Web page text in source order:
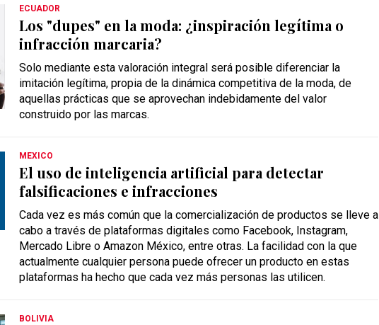
ECUADOR
Los "dupes" en la moda: ¿inspiración legítima o
infracción marcaria?
Solo mediante esta valoración integral será posible diferenciar la
imitación legítima, propia de la dinámica competitiva de la moda, de
aquellas prácticas que se aprovechan indebidamente del valor
construido por las marcas.
MEXICO
El uso de inteligencia artificial para detectar
falsificaciones e infracciones
Cada vez es más común que la comercialización de productos se lleve a
cabo a través de plataformas digitales como Facebook, Instagram,
Mercado Libre o Amazon México, entre otras. La facilidad con la que
actualmente cualquier persona puede ofrecer un producto en estas
plataformas ha hecho que cada vez más personas las utilicen.
BOLIVIA